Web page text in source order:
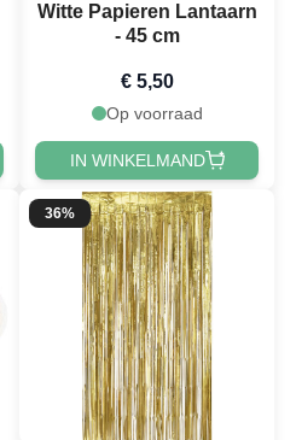
Witte Papieren Lantaarn
- 45 cm
€ 5,50
Op voorraad
IN WINKELMAND
36%